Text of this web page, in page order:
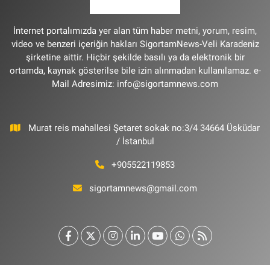
İnternet portalımızda yer alan tüm haber metni, yorum, resim,
video ve benzeri içeriğin hakları SigortamNews-Veli Karadeniz
şirketine aittir. Hiçbir şekilde basılı ya da elektronik bir
ortamda, kaynak gösterilse bile izin alınmadan kullanılamaz. e-
Mail Adresimiz: info@sigortamnews.com
Murat reis mahallesi Şetaret sokak no:3/4 34664 Üsküdar
/ İstanbul
+905522119853
sigortamnews@gmail.com